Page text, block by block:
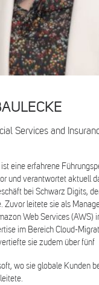
Services and
eine erfahrene
und verantwortet aktuell
bei Schwarz Digits,
Zuvor leitete sie als
Web Services (AWS)
im Bereich Cloud-
sie zudem über fünf
wo sie globale Kunden